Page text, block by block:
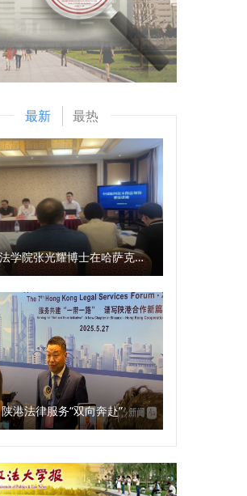
最新 最热
国际法学院张光耀博士在哈萨克斯坦阿拉木图开展科研与社会服务活动
陕港法律服务“双向奔赴”